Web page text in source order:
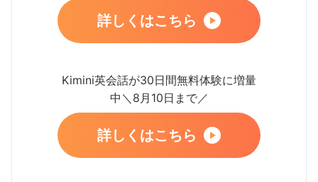
詳しくはこちら
Kimini英会話が30日間無料体験に増量
中＼8月10日まで／
詳しくはこちら